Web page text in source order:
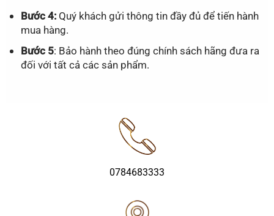
Bước 4:Quý khách gửi thông tin đầy đủ để tiến hành
mua hàng.
Bước 5: Bảo hành theo đúng chính sách hãng đưa ra
đối với tất cả các sản phẩm.
0784683333